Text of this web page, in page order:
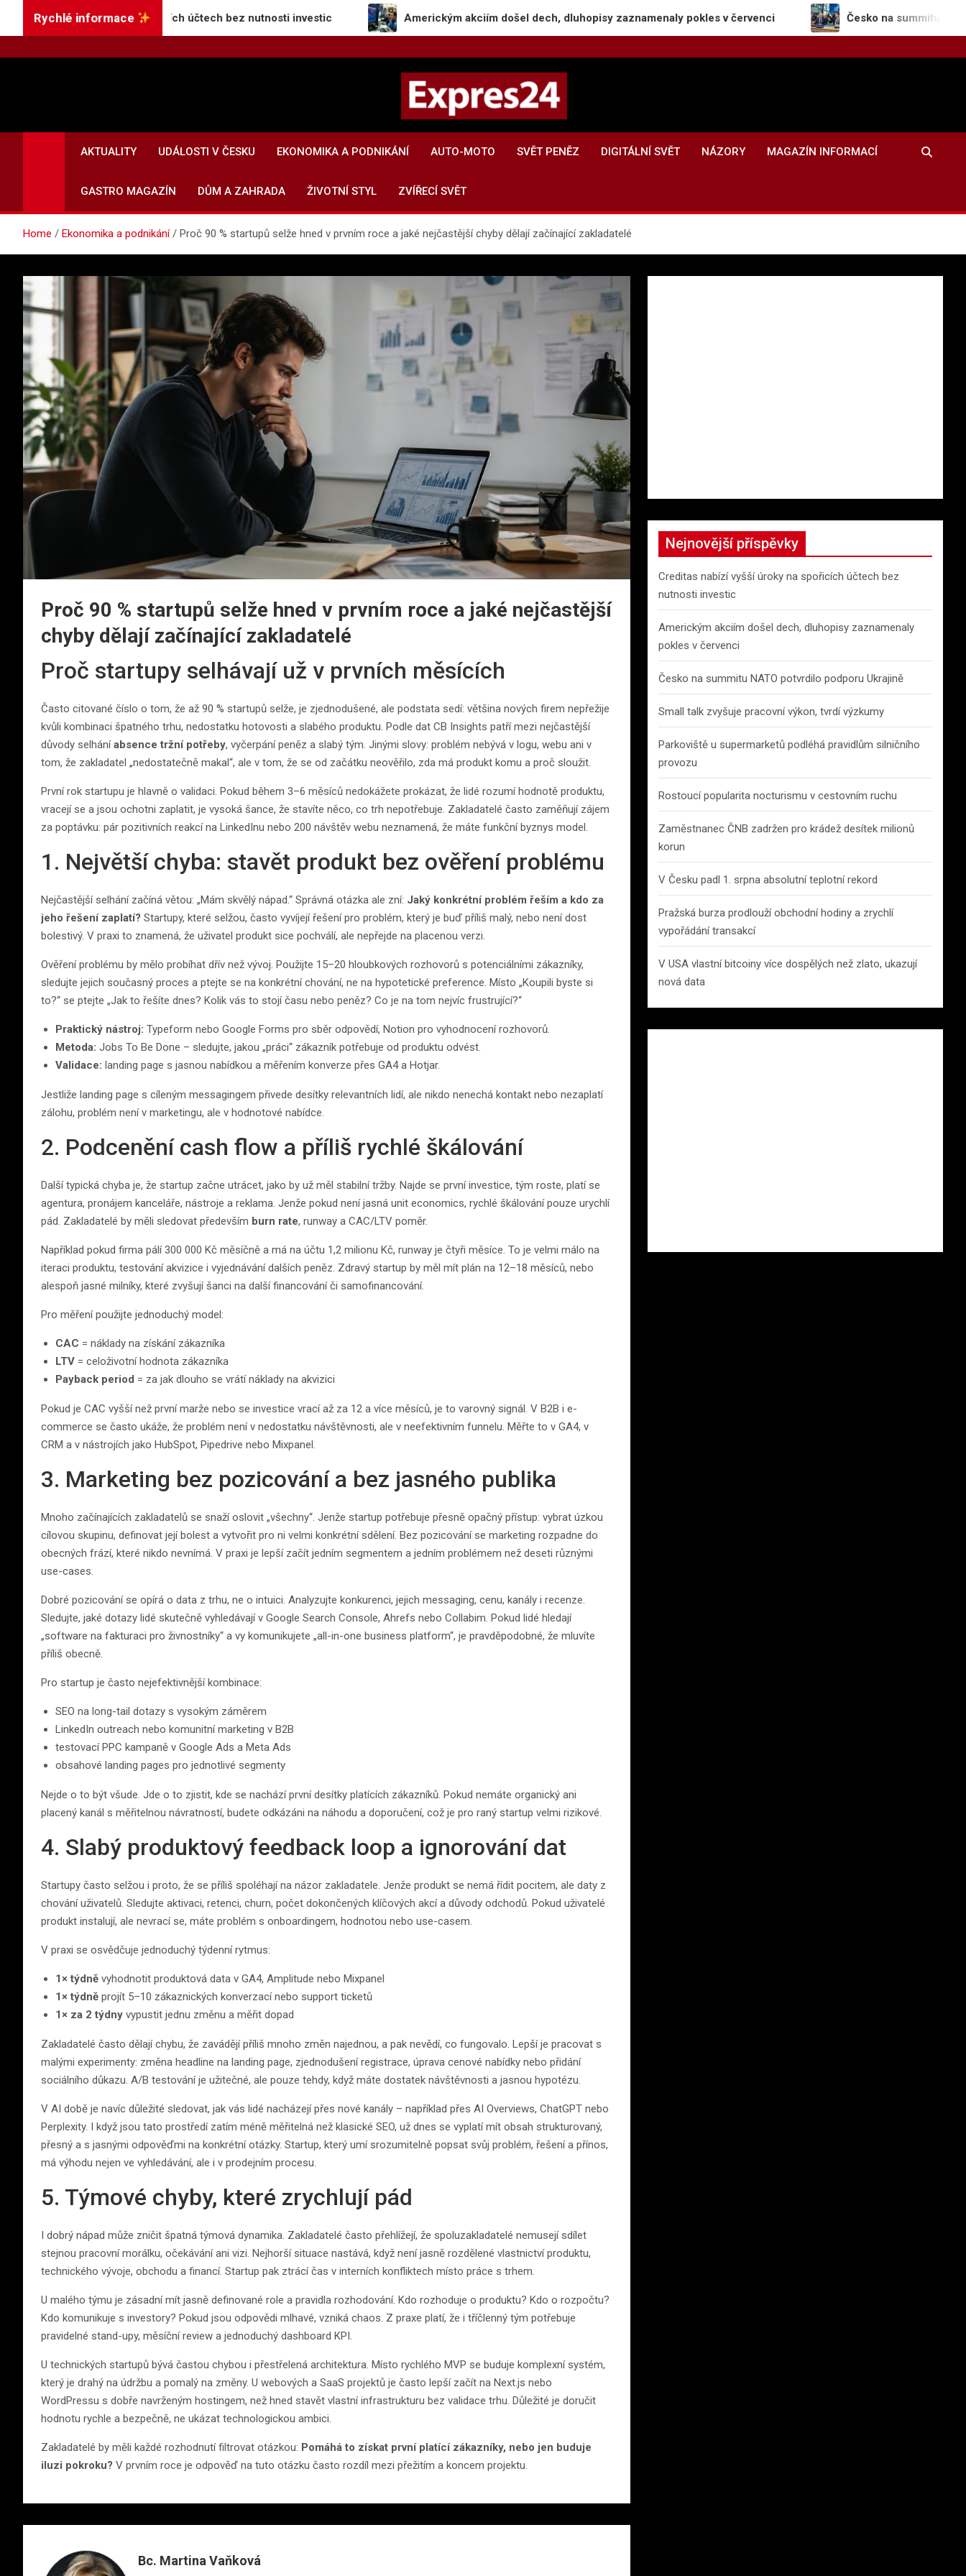
Rychlé informace
úroky na spořicích účtech bez nutnosti investic Americkým akciím došel dech, dluhopisy zaznamenaly pokles v červenci Česko na summitu NATO potvrdilo
Expres24.cz
Rychlé zprávy po celý den
AKTUALITY
UDÁLOSTI V ČESKU EKONOMIKA A PODNIKÁNÍ AUTO-MOTO SVĚT PENĚZ DIGITÁLNÍ SVĚT NÁZORY MAGAZÍN INFORMACÍ
GASTRO MAGAZÍN DŮM A ZAHRADA ŽIVOTNÍ STYL ZVÍŘECÍ SVĚT
Home Ekonomika a podnikání Proč 90 % startupů selže hned v prvním roce a jaké nejčastější chyby dělají začínající zakladatelé
Proč 90 % startupů selže hned v prvním roce a jaké nejčastější
chyby dělají začínající zakladatelé
Proč startupy selhávají už v prvních měsících
Často citované číslo o tom, že až 90 % startupů selže, je zjednodušené, ale podstata sedí: většina nových firem nepřežije
kvůli kombinaci špatného trhu, nedostatku hotovosti a slabého produktu. Podle dat CB Insights patří mezi nejčastější
důvody selháníabsence tržní potřeby, vyčerpání peněz a slabý tým. Jinými slovy: problém nebývá v logu, webu ani v
tom, že zakladatel „nedostatečně makal“, ale v tom, že se od začátku neověřilo, zda má produkt komu a proč sloužit.
První rok startupu je hlavně o validaci. Pokud během 3–6 měsíců nedokážete prokázat, že lidé rozumí hodnotě produktu,
vracejí se a jsou ochotni zaplatit, je vysoká šance, že stavíte něco, co trh nepotřebuje. Zakladatelé často zaměňují zájem
za poptávku: pár pozitivních reakcí na LinkedInu nebo 200 návštěv webu neznamená, že máte funkční byznys model.
1. Největší chyba: stavět produkt bez ověření problému
Nejčastější selhání začíná větou: „Mám skvělý nápad.“ Správná otázka ale zní: Jaký konkrétní problém řeším a kdo za
jeho řešení zaplatí? Startupy, které selžou, často vyvíjejí řešení pro problém, který je buď příliš malý, nebo není dost
bolestivý. V praxi to znamená, že uživatel produkt sice pochválí, ale nepřejde na placenou verzi.
Ověření problému by mělo probíhat dřív než vývoj. Použijte 15–20 hloubkových rozhovorů s potenciálními zákazníky,
sledujte jejich současný proces a ptejte se na konkrétní chování, ne na hypotetické preference. Místo „Koupili byste si
to?“ se ptejte „Jak to řešíte dnes? Kolik vás to stojí času nebo peněz? Co je na tom nejvíc frustrující?“
Praktický nástroj: Typeform nebo Google Forms pro sběr odpovědí, Notion pro vyhodnocení rozhovorů.
Metoda: Jobs To Be Done – sledujte, jakou „práci“ zákazník potřebuje od produktu odvést.
Validace: landing page s jasnou nabídkou a měřením konverze přes GA4 a Hotjar.
Jestliže landing page s cíleným messagingem přivede desítky relevantních lidí, ale nikdo nenechá kontakt nebo nezaplatí
zálohu, problém není v marketingu, ale v hodnotové nabídce.
2. Podcenění cash flow a příliš rychlé škálování
Další typická chyba je, že startup začne utrácet, jako by už měl stabilní tržby. Najde se první investice, tým roste, platí se
agentura, pronájem kanceláře, nástroje a reklama. Jenže pokud není jasná unit economics, rychlé škálování pouze urychlí
pád. Zakladatelé by měli sledovat především burn rate, runway a CAC/LTV poměr.
Například pokud firma pálí 300 000 Kč měsíčně a má na účtu 1,2 milionu Kč, runway je čtyři měsíce. To je velmi málo na
iteraci produktu, testování akvizice i vyjednávání dalších peněz. Zdravý startup by měl mít plán na 12–18 měsíců, nebo
alespoň jasné milníky, které zvyšují šanci na další financování či samofinancování.
Pro měření použijte jednoduchý model:
CAC = náklady na získání zákazníka
LTV = celoživotní hodnota zákazníka
Payback period = za jak dlouho se vrátí náklady na akvizici
Pokud je CAC vyšší než první marže nebo se investice vrací až za 12 a více měsíců, je to varovný signál. V B2B i e-
commerce se často ukáže, že problém není v nedostatku návštěvnosti, ale v neefektivním funnelu. Měřte to v GA4, v
CRM a v nástrojích jako HubSpot, Pipedrive nebo Mixpanel.
3. Marketing bez pozicování a bez jasného publika
Mnoho začínajících zakladatelů se snaží oslovit „všechny“. Jenže startup potřebuje přesně opačný přístup: vybrat úzkou
cílovou skupinu, definovat její bolest a vytvořit pro ni velmi konkrétní sdělení. Bez pozicování se marketing rozpadne do
obecných frází, které nikdo nevnímá. V praxi je lepší začít jedním segmentem a jedním problémem než deseti různými
use-cases.
Dobré pozicování se opírá o data z trhu, ne o intuici. Analyzujte konkurenci, jejich messaging, cenu, kanály i recenze.
Sledujte, jaké dotazy lidé skutečně vyhledávají v Google Search Console, Ahrefs nebo Collabim. Pokud lidé hledají
„software na fakturaci pro živnostníky“ a vy komunikujete „all-in-one business platform“, je pravděpodobné, že mluvíte
příliš obecně.
Pro startup je často nejefektivnější kombinace:
SEO na long-tail dotazy s vysokým záměrem
LinkedIn outreach nebo komunitní marketing v B2B
testovací PPC kampaně v Google Ads a Meta Ads
obsahové landing pages pro jednotlivé segmenty
Nejde o to být všude. Jde o to zjistit, kde se nachází první desítky platících zákazníků. Pokud nemáte organický ani
placený kanál s měřitelnou návratností, budete odkázáni na náhodu a doporučení, což je pro raný startup velmi rizikové.
4. Slabý produktový feedback loop a ignorování dat
Startupy často selžou i proto, že se příliš spoléhají na názor zakladatele. Jenže produkt se nemá řídit pocitem, ale daty z
chování uživatelů. Sledujte aktivaci, retenci, churn, počet dokončených klíčových akcí a důvody odchodů. Pokud uživatelé
produkt instalují, ale nevrací se, máte problém s onboardingem, hodnotou nebo use-casem.
V praxi se osvědčuje jednoduchý týdenní rytmus:
1× týdně vyhodnotit produktová data v GA4, Amplitude nebo Mixpanel
1× týdně projít 5–10 zákaznických konverzací nebo support ticketů
1× za 2 týdny vypustit jednu změnu a měřit dopad
Zakladatelé často dělají chybu, že zavádějí příliš mnoho změn najednou, a pak nevědí, co fungovalo. Lepší je pracovat s
malými experimenty: změna headline na landing page, zjednodušení registrace, úprava cenové nabídky nebo přidání
sociálního důkazu. A/B testování je užitečné, ale pouze tehdy, když máte dostatek návštěvnosti a jasnou hypotézu.
V AI době je navíc důležité sledovat, jak vás lidé nacházejí přes nové kanály – například přes AI Overviews, ChatGPT nebo
Perplexity. I když jsou tato prostředí zatím méně měřitelná než klasické SEO, už dnes se vyplatí mít obsah strukturovaný,
přesný a s jasnými odpověďmi na konkrétní otázky. Startup, který umí srozumitelně popsat svůj problém, řešení a přínos,
má výhodu nejen ve vyhledávání, ale i v prodejním procesu.
5. Týmové chyby, které zrychlují pád
I dobrý nápad může zničit špatná týmová dynamika. Zakladatelé často přehlížejí, že spoluzakladatelé nemusejí sdílet
stejnou pracovní morálku, očekávání ani vizi. Nejhorší situace nastává, když není jasně rozdělené vlastnictví produktu,
technického vývoje, obchodu a financí. Startup pak ztrácí čas v interních konfliktech místo práce s trhem.
U malého týmu je zásadní mít jasně definované role a pravidla rozhodování. Kdo rozhoduje o produktu? Kdo o rozpočtu?
Kdo komunikuje s investory? Pokud jsou odpovědi mlhavé, vzniká chaos. Z praxe platí, že i tříčlenný tým potřebuje
pravidelné stand-upy, měsíční review a jednoduchý dashboard KPI.
U technických startupů bývá častou chybou i přestřelená architektura. Místo rychlého MVP se buduje komplexní systém,
který je drahý na údržbu a pomalý na změny. U webových a SaaS projektů je často lepší začít na Next.js nebo
WordPressu s dobře navrženým hostingem, než hned stavět vlastní infrastrukturu bez validace trhu. Důležité je doručit
hodnotu rychle a bezpečně, ne ukázat technologickou ambici.
Zakladatelé by měli každé rozhodnutí filtrovat otázkou: Pomáhá to získat první platící zákazníky, nebo jen buduje
iluzi pokroku? V prvním roce je odpověď na tuto otázku často rozdíl mezi přežitím a koncem projektu.
Bc. Martina Vaňková
Nejnovější příspěvky
Creditas nabízí vyšší úroky na spořicích účtech bez
nutnosti investic
Americkým akciím došel dech, dluhopisy zaznamenaly
pokles v červenci
Česko na summitu NATO potvrdilo podporu Ukrajině
Small talk zvyšuje pracovní výkon, tvrdí výzkumy
Parkoviště u supermarketů podléhá pravidlům silničního
provozu
Rostoucí popularita nocturismu v cestovním ruchu
Zaměstnanec ČNB zadržen pro krádež desítek milionů
korun
V Česku padl 1. srpna absolutní teplotní rekord
Pražská burza prodlouží obchodní hodiny a zrychlí
vypořádání transakcí
V USA vlastní bitcoiny více dospělých než zlato, ukazují
nová data